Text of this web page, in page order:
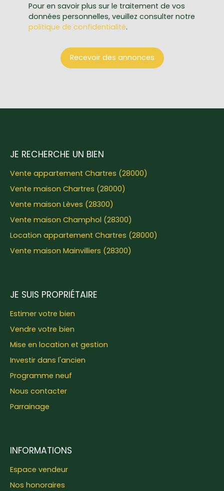
Pour en savoir plus sur le traitement de vos
données personnelles, veuillez consulter notre
politique de confidentialité.
Recevoir des annonces
JE RECHERCHE UN BIEN
Vente appartement Chartres (28000)
Vente maison Chartres (28000)
Vente maison Lèves (28300)
Vente maison Champhol (28300)
Location appartement Chartres (28000)
Vente maison Mainvilliers (28300)
JE SUIS PROPRIÉTAIRE
Estimer votre bien
Vendre votre bien
Mise en location et gestion
Investir dans l'ancien
Programme neuf
Nous contacter
Parrainage
INFORMATIONS
Espace vendeur
Nos honoraires